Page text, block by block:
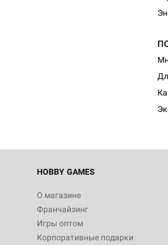
HOBBY GAMES
О магазине
Франчайзинг
Игры оптом
Корпоративные подарки
Настольная игра Hobby World
Белая смерть
12 990
Настольная игра Hobby World